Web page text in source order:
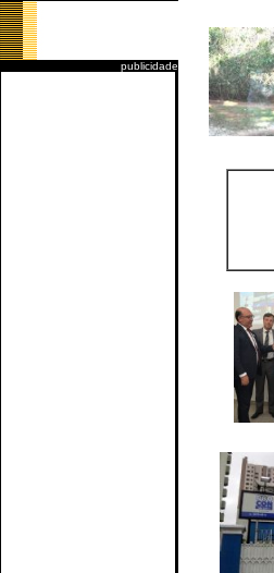
publicidade